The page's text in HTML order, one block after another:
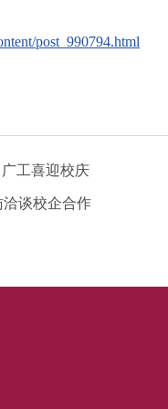
post_990794.html
工喜迎校庆
谈校企合作